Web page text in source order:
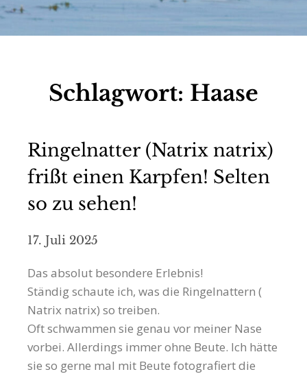
Schlagwort: Haase
Ringelnatter (Natrix natrix)
frißt einen Karpfen! Selten
so zu sehen!
17. Juli 2025
Das absolut besondere Erlebnis!
Ständig schaute ich, was die Ringelnattern (
Natrix natrix) so treiben.
Oft schwammen sie genau vor meiner Nase
vorbei. Allerdings immer ohne Beute. Ich hätte
sie so gerne mal mit Beute fotografiert die